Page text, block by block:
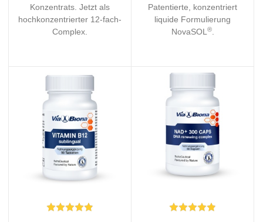
Konzentrats. Jetzt als
hochkonzentrierter 12-fach-
Complex.
Patentierte, konzentriert
liquide Formulierung
NovaSOL ®.